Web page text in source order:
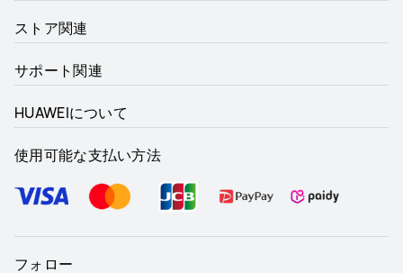
ストア関連
サポート関連
HUAWEIについて
使用可能な支払い方法
フォロー